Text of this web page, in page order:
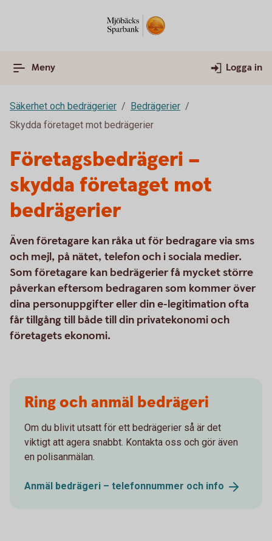
Meny Logga in
Säkerhet och bedrägerier
Bedrägerier
Skydda företaget mot bedrägerier
Företagsbedrägeri –
skydda företaget mot
bedrägerier
Även företagare kan råka ut för bedragare via sms
och mejl, på nätet, telefon och i sociala medier.
Som företagare kan bedrägerier få mycket större
påverkan eftersom bedragaren som kommer över
dina personuppgifter eller din e-legitimation ofta
får tillgång till både till din privatekonomi och
företagets ekonomi.
Ring och anmäl bedrägeri
Om du blivit utsatt för ett bedrägerier så är det
viktigt att agera snabbt. Kontakta oss och gör även
en polisanmälan.
Anmäl bedrägeri – telefonnummer och info